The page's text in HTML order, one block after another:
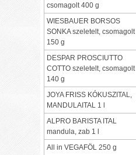
csomagolt 400 g
WIESBAUER BORSOS
SONKA szeletelt, csomagolt
150 g
DESPAR PROSCIUTTO
COTTO szeletelt, csomagolt
140 g
JOYA FRISS KÓKUSZITAL,
MANDULAITAL 1 l
ALPRO BARISTA ITAL
mandula, zab 1 l
All in VEGAFÖL 250 g